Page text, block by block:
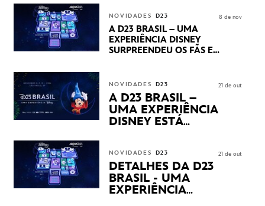
STUDIOS REVELARAM
PRÉVIAS E NOVIDADES
DOS SEUS PRÓXIMOS
LANÇAMENTOS
NOVIDADES D23
A D23 BRASIL – UMA
EXPERIÊNCIA DISNEY
SURPREENDEU OS FÃS EM
APRESENTAÇÕES E
PRODUTOS EXCLUSIVOS
NO TRANSAMÉRICA EXPO
CENTER EM SÃO PAULO
8 de nov
NOVIDADES D23
A D23 BRASIL –
UMA EXPERIÊNCIA
DISNEY ESTÁ
21 de out
NOVIDADES D23
DETALHES DA D23
BRASIL - UMA
EXPERIÊNCIA
21 de out